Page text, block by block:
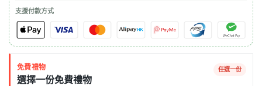
支援付款方式
免費禮物
選擇一份免費禮物
任選一份